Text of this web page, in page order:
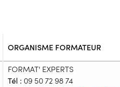
ORGANISME FORMATEUR
FORMAT' EXPERTS
Tél : 09 50 72 98 74